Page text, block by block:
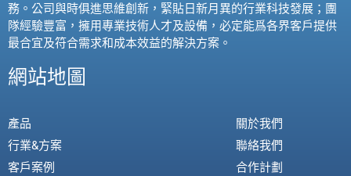
務。公司與時俱進思維創新，緊貼日新月異的行業科技發展；團
隊經驗豐富，擁用專業技術人才及設備，必定能爲各界客戶提供
最合宜及符合需求和成本效益的解決方案。
網站地圖
產品
行業&方案
客戶案例
關於我們
聯絡我們
合作計劃